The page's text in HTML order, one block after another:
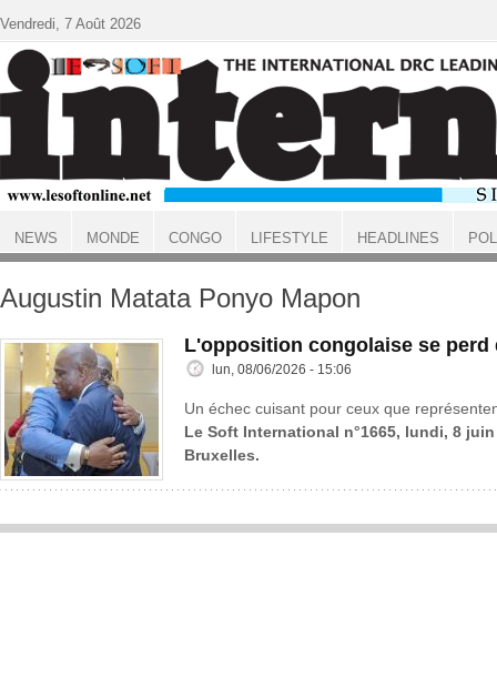
ACCUEIL
Augustin Matata Ponyo Mapon
L'opposition congolaise se perd
lun, 08/06/2026 - 15:06
Un échec cuisant pour ceux que
Le Soft International n°1665, lundi, 8
Bruxelles.
Vendredi, 7 Août 2026
NEWS MONDE CONGO LIFESTYLE HEADLINES